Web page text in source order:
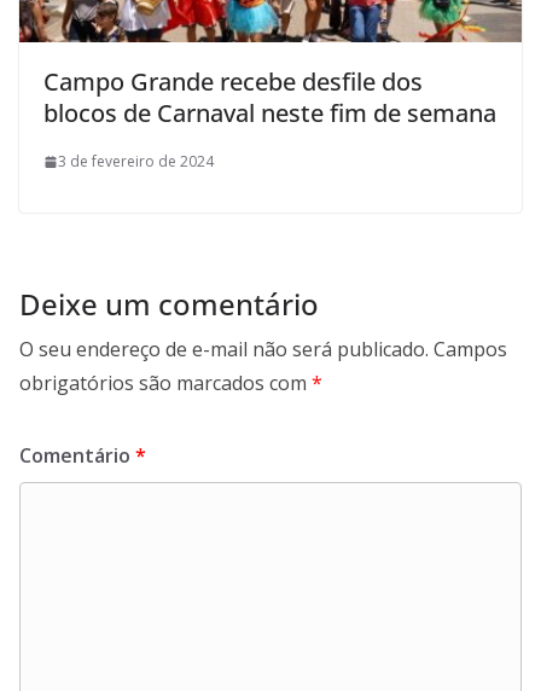
Campo Grande recebe desfile dos
blocos de Carnaval neste fim de semana
3 de fevereiro de 2024
Deixe um comentário
O seu endereço de e-mail não será publicado. Campos
obrigatórios são marcados com *
Comentário *